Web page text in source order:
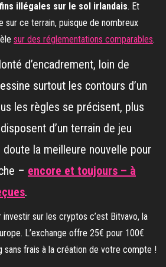
illégales sur le sol irlandais. Et
sur ce terrain, puisque de nombreux
sur des réglementations comparables.
d’encadrement, loin de
surtout les contours d’un
les règles se précisent, plus
d’un terrain de jeu
doute la meilleure nouvelle pour
– encore et toujours – à
.
sur les cryptos c’est Bitvavo, la
L’exchange offre 25€ pour 100€
sans frais à la création de votre compte !